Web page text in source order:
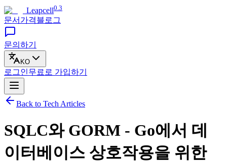
Leapcell0.3
문서 가격블로그
문의하기
KO
로그인무료로 가입하기
Back to Tech Articles
SQLC와 GORM - Go에서 데
이터베이스 상호작용을 위한